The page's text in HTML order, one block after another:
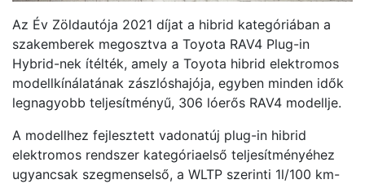
Az Év Zöldautója 2021 díjat a hibrid kategóriában a
szakemberek megosztva a Toyota RAV4 Plug-in
Hybrid-nek ítélték, amely a Toyota hibrid elektromos
modellkínálatának zászlóshajója, egyben minden idők
legnagyobb teljesítményű, 306 lóerős RAV4 modellje.
A modellhez fejlesztett vadonatúj plug-in hibrid
elektromos rendszer kategóriaelső teljesítményéhez
ugyancsak szegmenselső, a WLTP szerinti 1l/100 km-